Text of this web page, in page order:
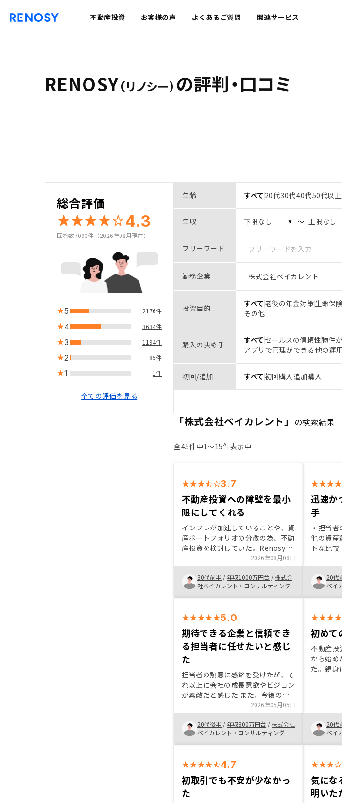
不動産投資 お客様の声 よくあるご質問 関連サービス
RENOSY（リノシー） の評判・口コミ
総合評価
4.3
回答数7090件（2026年08月現在）
5 2176件
4 3634件
3 1194件
2 85件
1 1件
全ての評価を見る
年齢 すべて 20代30代40代50代以上
年収 〜
フリーワード
勤務企業
投資目的 すべて老後の年金対策生命保
その他
購入の決め手 すべてセールスの信頼性物件
アプリで管理ができる 他の運
初回/追加 すべて初回購入 追加購入
「株式会社ベイカレント」 の検索結果
全45件中1〜15件表示中
3.7
不動産投資への障壁を最小
限にしてくれる
インフレが加速していることや、資
産ポートフォリオの分散の為、不動
産投資を検討していた。Renosy
は、アプリで物件や損益状況の一括
管理ができ、また担当者様のサポー
トも充実しており、懸念していた管
理工数を最小限で抑えられると感じ
た。また売却する際もRenosyネッ
れる部分は魅力的だった。
2026年08月08日
30代前半 / 年収1000万円台 /株式会
社ベイカレント・コンサルティング
迅速か
手
・担当
他の資産
トな比
の少な
証の充実
等) ・
収益性
20代
ベイ
5.0
期待できる企業と信頼でき
る担当者に任せたいと感じ
た
担当者の熱意に感銘を受けたが、そ
れ以上に会社の成長意欲やビジョン
が素敵だと感じた また、今後の展
望に期待ができる企業でもあるた
め、その会社を通じた不動産投資で
あれば安心して任せられると感じた
ためRENOSYで契約することに決め
た
2026年05月05日
20代後半 / 年収800万円台 /株式会社
ベイカレント・コンサルティング
初めて
不動産投
から始め
た。親身
の低さ
20代
ベイ
4.7
初取引でも不安が少なかっ
た
気にな
明いた